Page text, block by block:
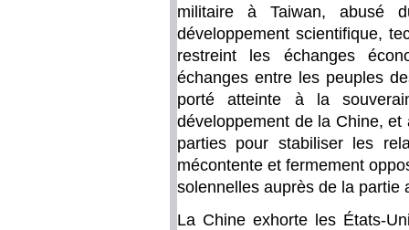
militaire à Taiwan, abusé
développement scientifique,
restreint les échanges
échanges entre les peuples
porté atteinte à la
développement de la Chine,
parties pour stabiliser les
mécontente et fermement
solennelles auprès de la partie
La Chine exhorte les États-